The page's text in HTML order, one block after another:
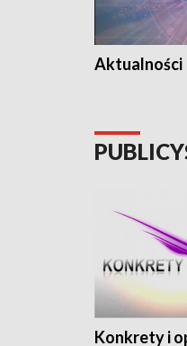
Aktualności
Konkrety i